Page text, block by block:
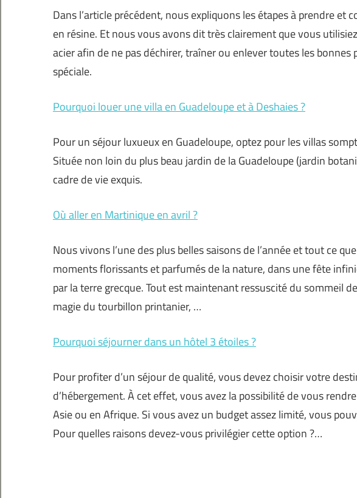
Dans l’article précédent, nous expliquons les étapes à prendre
en résine. Et nous vous avons dit très clairement que vous
acier afin de ne pas déchirer, traîner ou enlever toutes les
spéciale.
Pourquoi louer une villa en Guadeloupe et à Deshaies ?
Pour un séjour luxueux en Guadeloupe, optez pour les villas
Située non loin du plus beau jardin de la Guadeloupe (jardin
cadre de vie exquis.
Où aller en Martinique en avril ?
Nous vivons l’une des plus belles saisons de l’année et tout ce
moments florissants et parfumés de la nature, dans une fête
par la terre grecque. Tout est maintenant ressuscité du sommeil
magie du tourbillon printanier, …
Pourquoi séjourner dans un hôtel 3 étoiles ?
Pour profiter d’un séjour de qualité, vous devez choisir votre
d’hébergement. À cet effet, vous avez la possibilité de vous
Asie ou en Afrique. Si vous avez un budget assez limité, vous
Pour quelles raisons devez-vous privilégier cette option ?…